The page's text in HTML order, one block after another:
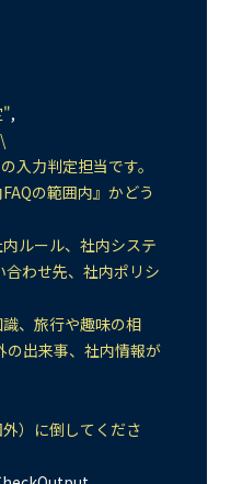
",
わせ先、社内ポリシ
の出来事、社内情報が